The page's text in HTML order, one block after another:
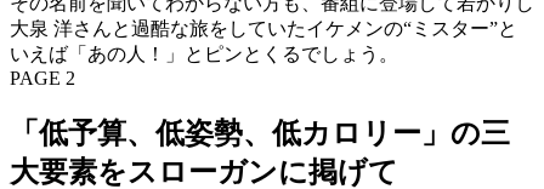
大泉 洋さんと過酷な旅をしていたイケメンの“ミスター”と
いえば「あの人！」とピンとくるでしょう。
PAGE 2
「低予算、低姿勢、低カロリー」の三
大要素をスローガンに掲げて